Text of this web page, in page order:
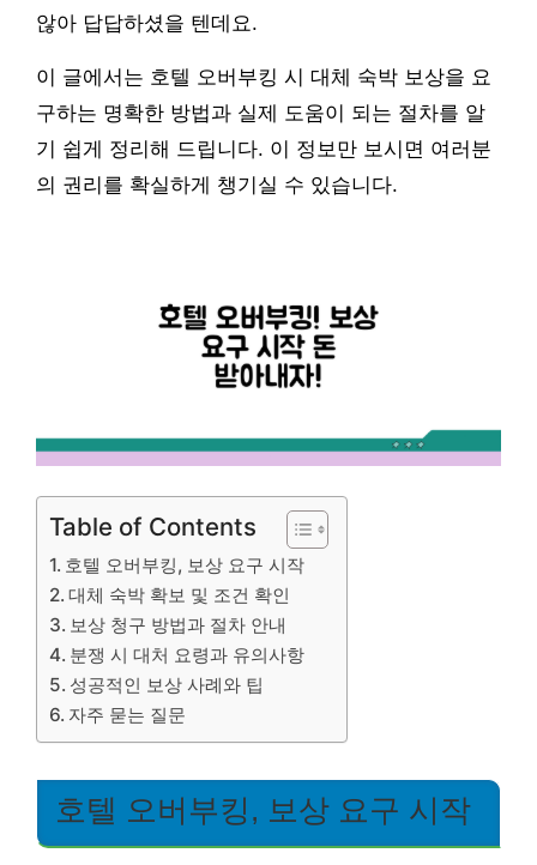
않아 답답하셨을 텐데요.
이 글에서는 호텔 오버부킹 시 대체 숙박 보상을 요
구하는 명확한 방법과 실제 도움이 되는 절차를 알
기 쉽게 정리해 드립니다. 이 정보만 보시면 여러분
의 권리를 확실하게 챙기실 수 있습니다.
Table of Contents
호텔 오버부킹, 보상 요구 시작
대체 숙박 확보 및 조건 확인
보상 청구 방법과 절차 안내
분쟁 시 대처 요령과 유의사항
성공적인 보상 사례와 팁
자주 묻는 질문
호텔 오버부킹, 보상 요구 시작